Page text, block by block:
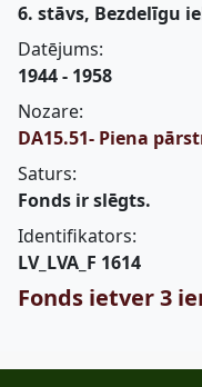
6. stāvs, Bezdelīgu
Datējums:
1944 - 1958
Nozare:
DA15.51- Piena
Saturs:
Fonds ir slēgts.
Identifikators:
LV_LVA_F 1614
Fonds ietver 3